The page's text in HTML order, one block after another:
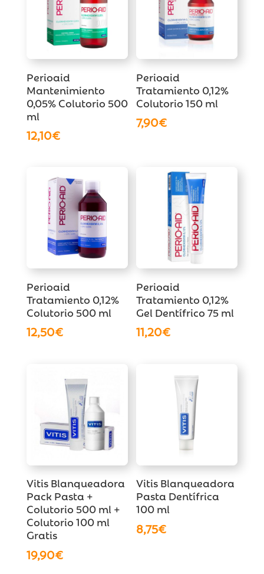
Perioaid
Mantenimiento
0,05% Colutorio 500
ml
12,10€
Perioaid
Tratamiento 0,12%
Colutorio 150 ml
7,90€
Perioaid
Tratamiento 0,12%
Colutorio 500 ml
12,50€
Perioaid
Tratamiento 0,12%
Gel Dentífrico 75 ml
11,20€
Vitis Blanqueadora
Pack Pasta +
Colutorio 500 ml +
Colutorio 100 ml
Gratis
19,90€
Vitis Blanqueadora
Pasta Dentífrica
100 ml
8,75€